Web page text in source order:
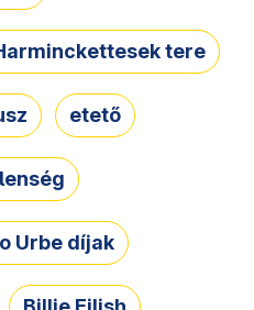
tere
etető
Urbe díjak